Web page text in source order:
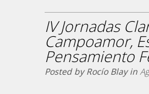
IV Jornadas
Campoamor,
Pensamiento
Posted by Rocío Blay in